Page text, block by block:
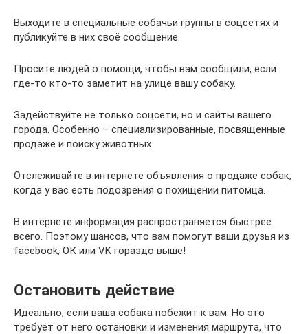
Выходите в специальные собачьи группы в соцсетях и
публикуйте в них своё сообщение.
Просите людей о помощи, чтобы вам сообщили, если
где-то кто-то заметит на улице вашу собаку.
Задействуйте не только соцсети, но и сайты вашего
города. Особенно – специализированные, посвященные
продаже и поиску животных.
Отслеживайте в интернете объявления о продаже собак,
когда у вас есть подозрения о похищении питомца.
В интернете информация распространяется быстрее
всего. Поэтому шансов, что вам помогут ваши друзья из
facebook, ОК или VK гораздо выше!
Остановить действие
Идеально, если ваша собака побежит к вам. Но это
требует от него остановки и изменения маршрута, что